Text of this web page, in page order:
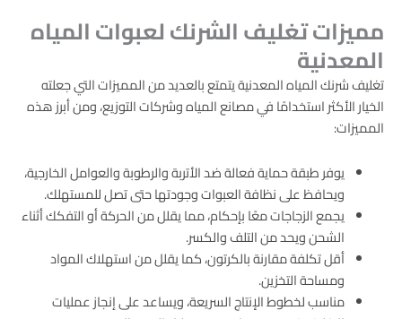
مميزات تغليف الشرنك لعبوات المياه
المعدنية
تغليف شرنك المياه المعدنية يتمتع بالعديد من المميزات التي جعلته
الخيار الأكثر استخدامًا في مصانع المياه وشركات التوزيع، ومن أبرز هذه
المميزات:
يوفر طبقة حماية فعالة ضد الأتربة والرطوبة والعوامل الخارجية،
ويحافظ على نظافة العبوات وجودتها حتى تصل للمستهلك.
يجمع الزجاجات معًا بإحكام، مما يقلل من الحركة أو التفكك أثناء
الشحن ويحد من التلف والكسر.
أقل تكلفة مقارنة بالكرتون، كما يقلل من استهلاك المواد
ومساحة التخزين.
مناسب لخطوط الإنتاج السريعة، ويساعد على إنجاز عمليات